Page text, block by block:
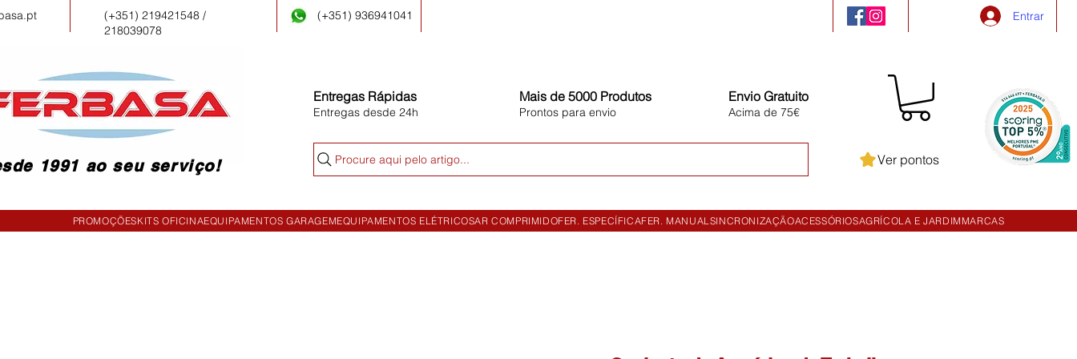
(+351) 219421548 /
218039078
(+351) 936941041 Entrar
1991 ao seu serviço!
Entregas Rápidas
Entregas desde 24h
Mais de 5000 Produtos
Prontos para envio
Envio Gratuito
Acima de 75€
Procure aqui pelo artigo... Ver pontos
PROMOÇÕESKITS OFICINAEQUIPAMENTOS GARAGEMEQUIPAMENTOS ELÉTRICOSAR COMPRIMIDOFER. ESPECÍFICAFER. MANUAL SINCRONIZAÇÃOACESSÓRIOSAGRÍCOLA E JARDIM MARCAS